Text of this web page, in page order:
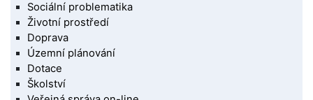
Sociální problematika
Životní prostředí
Doprava
Územní plánování
Dotace
Školství